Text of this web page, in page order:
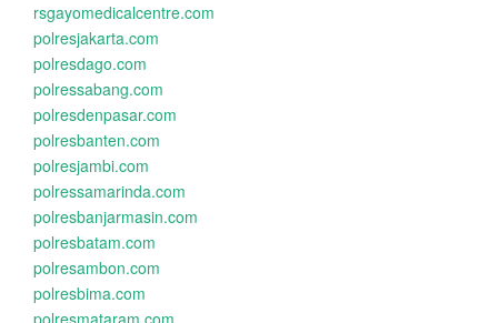
rsgayomedicalcentre.com
polresjakarta.com
polresdago.com
polressabang.com
polresdenpasar.com
polresbanten.com
polresjambi.com
polressamarinda.com
polresbanjarmasin.com
polresbatam.com
polresambon.com
polresbima.com
polresmataram.com